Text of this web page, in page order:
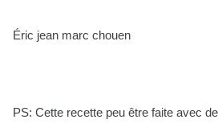
Éric jean marc chouen
PS: Cette recette peu être faite avec